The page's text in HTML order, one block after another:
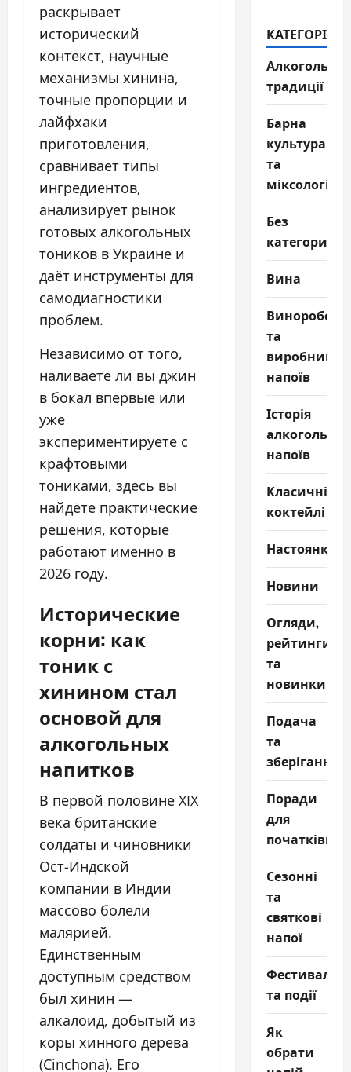
раскрывает
исторический
контекст, научные
механизмы хинина,
точные пропорции и
лайфхаки
приготовления,
сравнивает типы
ингредиентов,
анализирует рынок
готовых алкогольных
тоников в Украине и
даёт инструменты для
самодиагностики
проблем.
Независимо от того,
наливаете ли вы джин
в бокал впервые или
уже
экспериментируете с
крафтовыми
тониками, здесь вы
найдёте практические
решения, которые
работают именно в
2026 году.
Исторические
корни: как
тоник с
хинином стал
основой для
алкогольных
напитков
В первой половине XIX
века британские
солдаты и чиновники
Ост-Индской
компании в Индии
массово болели
малярией.
Единственным
доступным средством
был хинин —
алкалоид, добытый из
коры хинного дерева
(Cinchona). Его
КАТЕГОРІЇ
Алкогольні
традиції
Барна
культура
та
міксологія
Без
категории
Вина
та
напоїв
Історія
напоїв
Класичні
коктейлі
Настоянки
Новини
Огляди,
рейтинги
та
новинки
Подача
та
зберігання
Поради
для
початківців
Сезонні
та
святкові
напої
Фестивалі
та події
Як
обрати